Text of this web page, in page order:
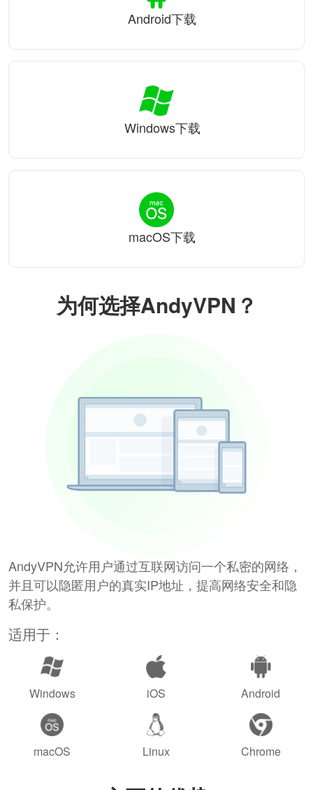
为何选择AndyVPN？
AndyVPN允许用户通过互联网访问一个私密的网络，
并且可以隐匿用户的真实IP地址，提高网络安全和隐
私保护。
适用于：
Windows iOS Android
macOS Linux Chrome
Android下载
Windows下载
macOS下载